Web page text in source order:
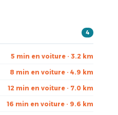
4
5 min en voiture · 3.2 km
8 min en voiture · 4.9 km
12 min en voiture · 7.0 km
16 min en voiture · 9.6 km